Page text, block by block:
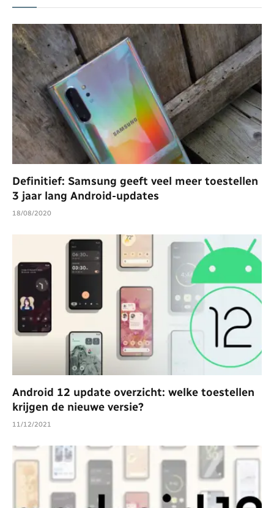
Definitief: Samsung geeft veel meer toestellen
3 jaar lang Android-updates
18/08/2020
Android 12 update overzicht: welke toestellen
krijgen de nieuwe versie?
11/12/2021